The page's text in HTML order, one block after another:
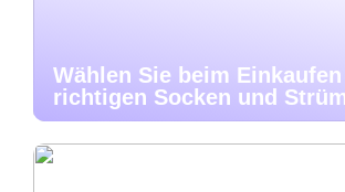
Wählen Sie beim
richtigen Socken und